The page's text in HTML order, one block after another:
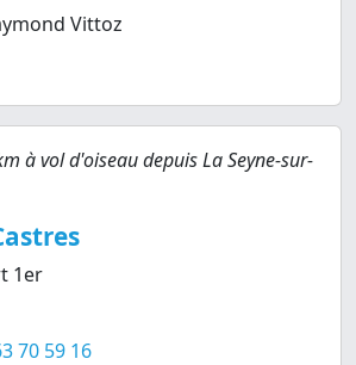
Vittoz
à vol d'oiseau depuis La Seyne-sur-
1er
70 59 16